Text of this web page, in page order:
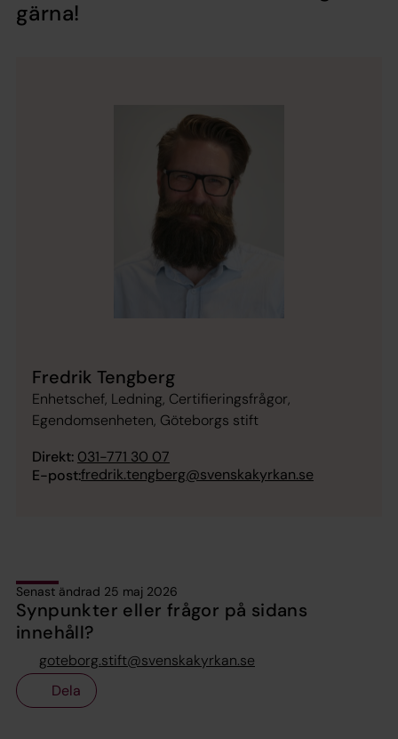
gärna!
Fredrik Tengberg
Enhetschef, Ledning, Certifieringsfrågor,
Egendomsenheten, Göteborgs stift
Direkt: 031-771 30 07
E-post:fredrik.tengberg@svenskakyrkan.se
Senast ändrad 25 maj 2026
Synpunkter eller frågor på sidans
innehåll?
goteborg.stift@svenskakyrkan.se
Dela